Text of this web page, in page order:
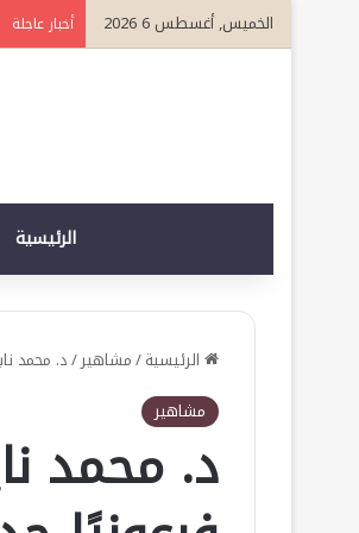
الخميس, أغسطس 6 2026 أخبار عاجلة
الرئيسية
الرئيسية/مشاهير/د. محمد
مشاهير
د. محمد